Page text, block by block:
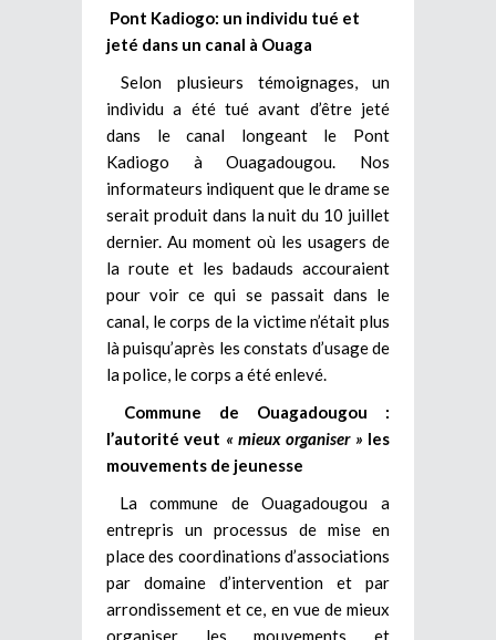
Pont Kadiogo: un individu tué et
jeté dans un canal à Ouaga
Selon plusieurs témoignages, un
individu a été tué avant d’être jeté
dans le canal longeant le Pont
Kadiogo à Ouagadougou. Nos
informateurs indiquent que le drame se
serait produit dans la nuit du 10 juillet
dernier. Au moment où les usagers de
la route et les badauds accouraient
pour voir ce qui se passait dans le
canal, le corps de la victime n’était plus
là puisqu’après les constats d’usage de
la police, le corps a été enlevé.
Commune de Ouagadougou :
l’autorité veut « mieux organiser » les
mouvements de jeunesse
La commune de Ouagadougou a
entrepris un processus de mise en
place des coordinations d’associations
par domaine d’intervention et par
arrondissement et ce, en vue de mieux
organiser les mouvements et